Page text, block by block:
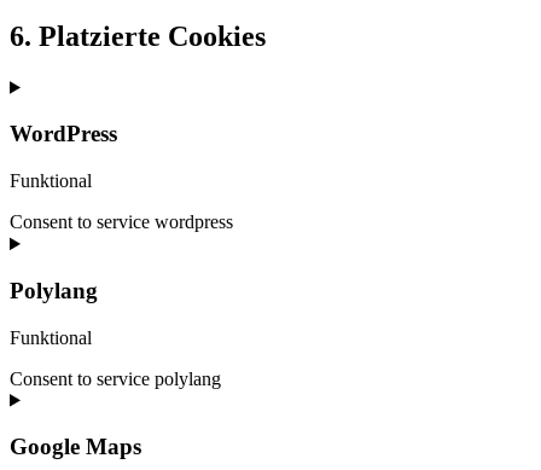
6. Platzierte Cookies
WordPress
Funktional
Consent to service wordpress
Polylang
Funktional
Consent to service polylang
Google Maps